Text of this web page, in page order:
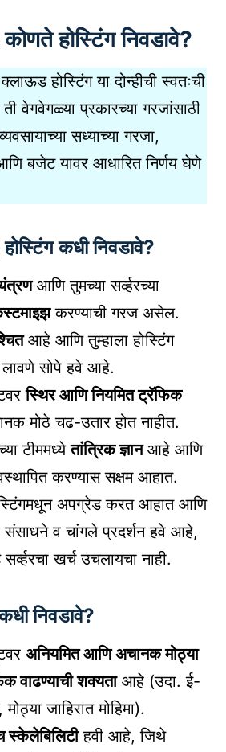
होस्टिंग निवडावे?
होस्टिंग या दोन्हीची स्वतःची
वेगवेगळ्या प्रकारच्या गरजांसाठी
सध्याच्या गरजा,
बजेट यावर आधारित निर्णय घेणे
कधी निवडावे?
आणि तुमच्या सर्व्हरच्या
करण्याची गरज असेल.
आहे आणि तुम्हाला होस्टिंग
लावणे सोपे हवे आहे.
स्थिर आणि नियमित ट्रॅफिक
मोठे चढ-उतार होत नाहीत.
टीममध्येतांत्रिक ज्ञानआहे आणि
करण्यास सक्षम आहात.
अपग्रेड करत आहात आणि
संसाधने व चांगले प्रदर्शन हवे आहे,
खर्च उचलायचा नाही.
निवडावे?
अनियमित आणि अचानक मोठ्या
वाढण्याची शक्यताआहे (उदा. ई-
जाहिरात मोहिमा).
स्केलेबिलिटीहवी आहे, जिथे